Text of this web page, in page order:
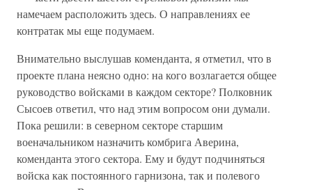
намечаем расположить здесь. О направлениях ее
контратак мы еще подумаем.
Внимательно выслушав коменданта, я отметил, что в
проекте плана неясно одно: на кого возлагается общее
руководство войсками в каждом секторе? Полковник
Сысоев ответил, что над этим вопросом они думали.
Пока решили: в северном секторе старшим
военачальником назначить комбрига Аверина,
коменданта этого сектора. Ему и будут подчиняться
войска как постоянного гарнизона, так и полевого